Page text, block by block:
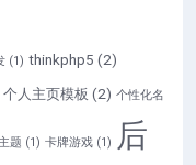
(1) thinkphp5 (2)
个人主页模板 (2) 个性化名
题 (1) 卡牌游戏 (1)
后